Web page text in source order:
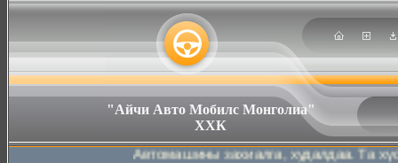
"Айчи Авто Мобилс Монголиа"
ХХК
Автомашины захиалга, худалдаа. Та